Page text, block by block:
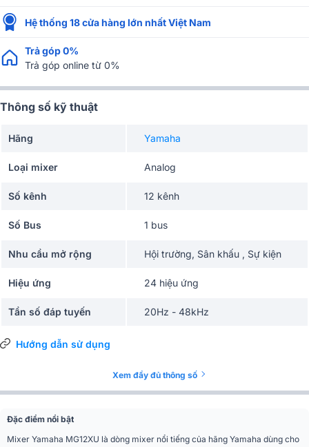
Hệ thống 18 cửa hàng lớn nhất Việt Nam
Trả góp 0%
Trả góp online từ 0%
Thông số kỹ thuật
Hãng Yamaha
Loại mixer Analog
Số kênh 12 kênh
Số Bus 1 bus
Nhu cầu mở rộng Hội trường, Sân khấu , Sự kiện
Hiệu ứng 24 hiệu ứng
Tần số đáp tuyến 20Hz - 48kHz
Tổng méo hài (THD)
100-240V~50/60Hz
Cổng kết nối AUX 3.5mm, USB, XLR
Phân khúc
Hướng dẫn sử dụng
Xem đầy đủ thông số
Đặc điểm nổi bật
Mixer Yamaha MG12XU là dòng mixer nổi tiếng của hãng Yamaha dùng cho